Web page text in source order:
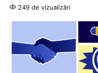
249 de vizualizări